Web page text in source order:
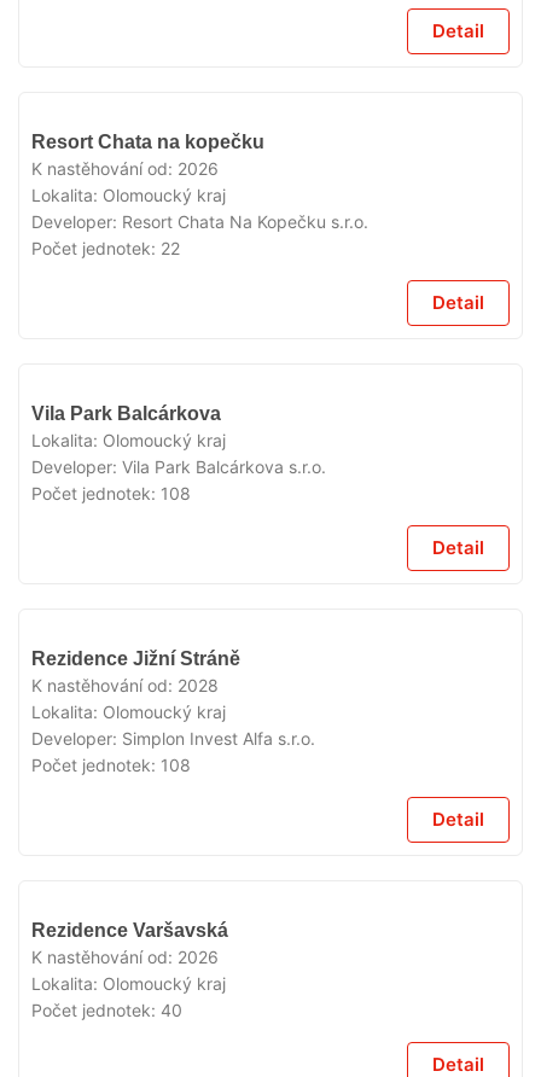
Detail
Resort Chata na kopečku
K nastěhování od: 2026
Lokalita: Olomoucký kraj
Developer: Resort Chata Na Kopečku s.r.o.
Počet jednotek: 22
Detail
Vila Park Balcárkova
Lokalita: Olomoucký kraj
Developer: Vila Park Balcárkova s.r.o.
Počet jednotek: 108
Detail
Rezidence Jižní Stráně
K nastěhování od: 2028
Lokalita: Olomoucký kraj
Developer: Simplon Invest Alfa s.r.o.
Počet jednotek: 108
Detail
Rezidence Varšavská
K nastěhování od: 2026
Lokalita: Olomoucký kraj
Počet jednotek: 40
Detail